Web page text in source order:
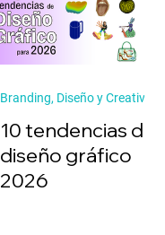
10 tendencias de
diseño gráfico
2026